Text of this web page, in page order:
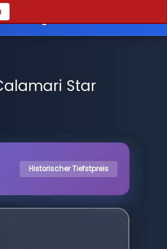
Star
Historischer Tiefstpreis